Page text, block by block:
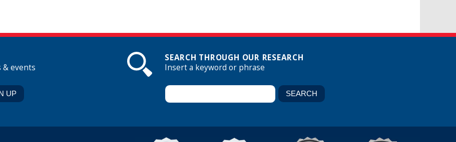
& events
SEARCH THROUGH OUR RESEARCH
Insert a keyword or phrase